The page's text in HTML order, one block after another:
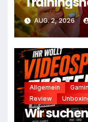
AUG. 2, 2026
Allgemein
Review
Wir